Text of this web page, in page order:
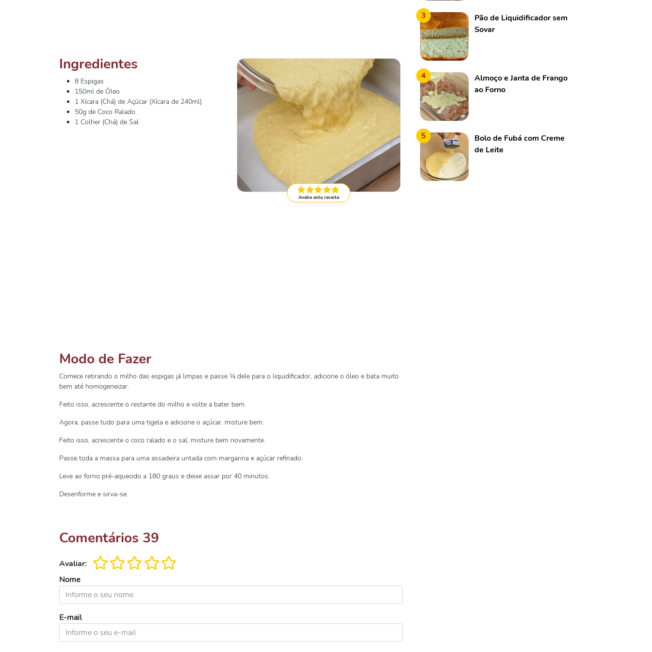
Avalie esta receita
Ingredientes
8 Espigas
150ml de Óleo
1 Xícara (Chá) de Açúcar (Xícara de 240ml)
50g de Coco Ralado
1 Colher (Chá) de Sal
Modo de Fazer
Comece retirando o milho das espigas já limpas e passe ¼ dele para o liquidificador, adicione o óleo e bata muito
bem até homogeneizar.
Feito isso, acrescente o restante do milho e volte a bater bem.
Agora, passe tudo para uma tigela e adicione o açúcar, misture bem.
Feito isso, acrescente o coco ralado e o sal, misture bem novamente.
Passe toda a massa para uma assadeira untada com margarina e açúcar refinado.
Leve ao forno pré-aquecido a 180 graus e deixe assar por 40 minutos.
Desenforme e sirva-se.
Comentários 39
Avaliar:
Nome
E-mail
3
Pão de Liquidificador sem
Sovar
4
Almoço e Janta de Frango
ao Forno
5
Bolo de Fubá com Creme
de Leite